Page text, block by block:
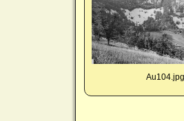
Au104.jpg